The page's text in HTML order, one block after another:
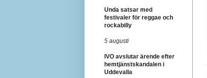
Unda satsar med
festivaler för reggae och
rockabilly
5 augusti
IVO avslutar ärende efter
hemtjänstskandalen i
Uddevalla